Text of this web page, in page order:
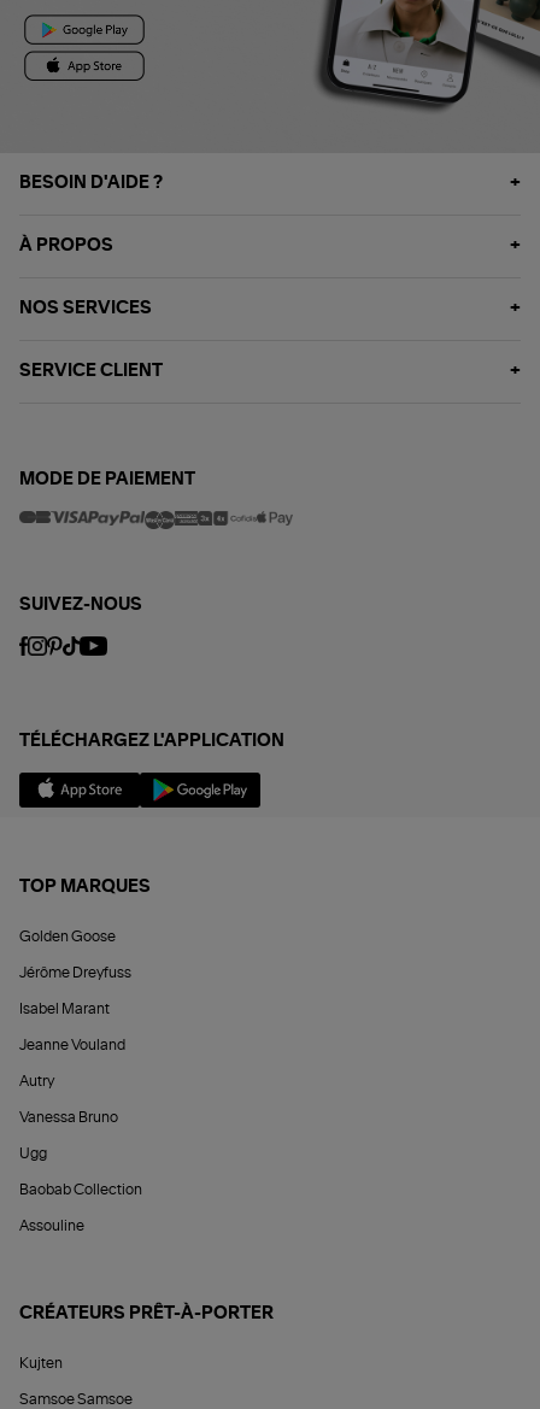
BESOIN D'AIDE ?
À PROPOS
NOS SERVICES
SERVICE CLIENT
MODE DE PAIEMENT
SUIVEZ-NOUS
TÉLÉCHARGEZ L'APPLICATION
TOP MARQUES
Golden Goose
Jérôme Dreyfuss
Isabel Marant
Jeanne Vouland
Autry
Vanessa Bruno
Ugg
Baobab Collection
Assouline
CRÉATEURS PRÊT-À-PORTER
Kujten
Samsoe Samsoe